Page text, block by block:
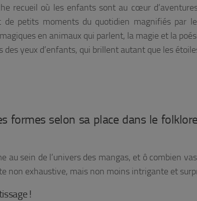
recueil où les enfants sont au cœur
de petits moments du quotidien magnifiés par
en animaux qui parlent, la magie et la
des yeux d’enfants, qui brillent autant que les
formes selon sa place dans le
au sein de l’univers des mangas, et ô combien
non exhaustive, mais non moins intrigante et
!